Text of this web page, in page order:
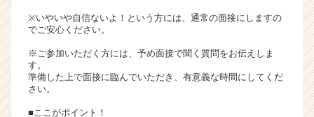
e
r
C
※いやいや自信ないよ！という方には、通常の面接にしますの
でご安心ください。
※ご参加いただく方には、予め面接で聞く質問をお伝えしま
す。
準備した上で面接に臨んでいただき、有意義な時間にしてくだ
さい。
■ここがポイント！